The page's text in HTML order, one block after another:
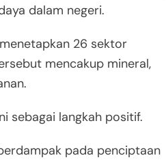
dalam negeri.
26 sektor
mencakup mineral,
sebagai langkah positif.
pada penciptaan